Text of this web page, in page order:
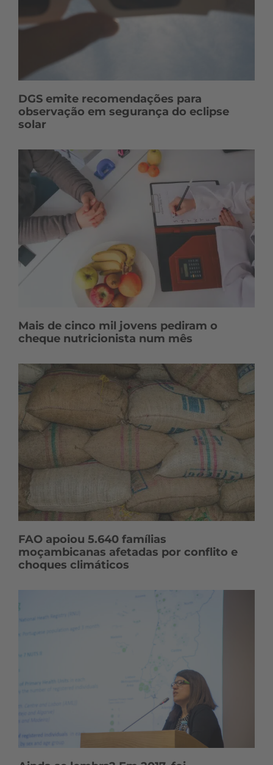
DGS emite recomendações para
observação em segurança do eclipse
solar
Mais de cinco mil jovens pediram o
cheque nutricionista num mês
FAO apoiou 5.640 famílias
moçambicanas afetadas por conflito e
choques climáticos